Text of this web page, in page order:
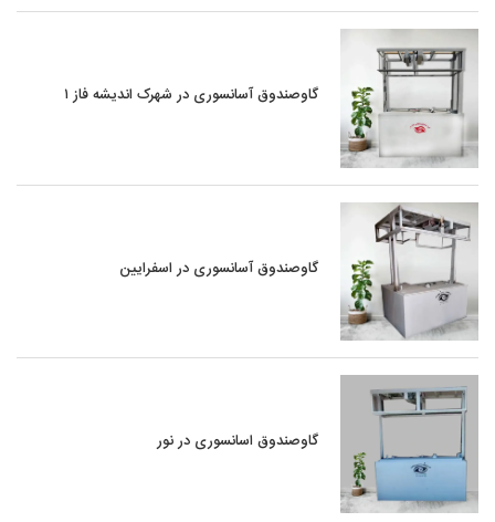
گاوصندوق آسانسوری در شهرک اندیشه فاز ۱
گاوصندوق آسانسوری در اسفرایین
گاوصندوق اسانسوری در نور